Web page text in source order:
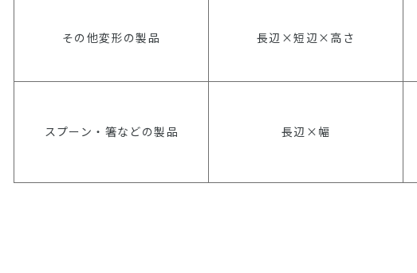
その他変形の製品 長辺×短辺×高さ
スプーン・箸などの製品 長辺×幅